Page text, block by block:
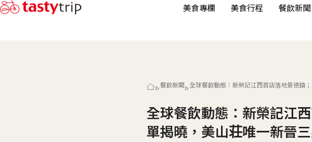
美食專欄 美食行程 餐飲新聞
餐飲新聞 全球餐飲動態：新榮記江西首店落地景德鎮
全球餐飲動態：新榮記江
單揭曉，美山荘唯一新晉